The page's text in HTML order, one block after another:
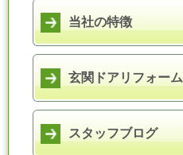
当社の特徴
玄関ドアリフォーム
スタッフブログ